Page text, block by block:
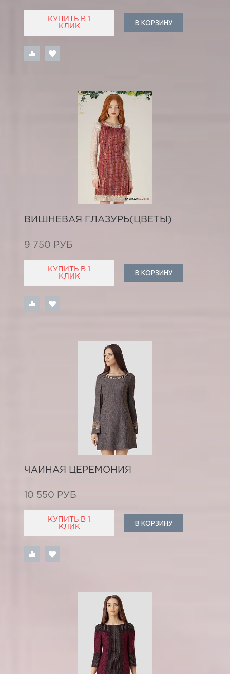
КУПИТЬ В 1
КЛИК
В КОРЗИНУ
ВИШНЕВАЯ ГЛАЗУРЬ(ЦВЕТЫ)
9 750 РУБ
КУПИТЬ В 1
КЛИК
В КОРЗИНУ
ЧАЙНАЯ ЦЕРЕМОНИЯ
10 550 РУБ
КУПИТЬ В 1
КЛИК
В КОРЗИНУ